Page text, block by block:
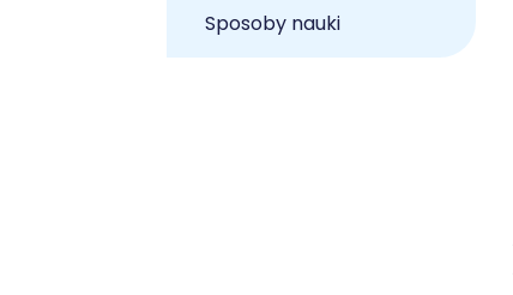
Sposoby nauki